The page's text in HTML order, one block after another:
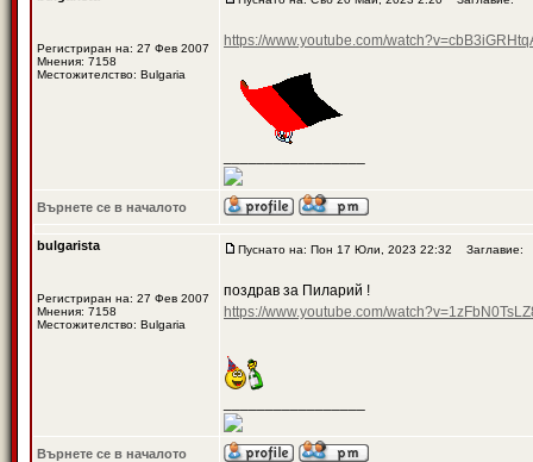
Регистриран на: 27 Фев 2007
Мнения: 7158
Местожителство: Bulgaria
https://www.youtube.com/
Върнете се в началото
bulgarista
Регистриран на: 27 Фев 2007
Мнения: 7158
Местожителство: Bulgaria
Пуснато на: Пон 17 Юли, 2023 22:32 Заглавие:
поздрав за Пиларий !
https://www.youtube.com/
Върнете се в началото